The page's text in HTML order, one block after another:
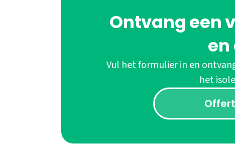
Ontvang een
en
Vul het formulier in en
het